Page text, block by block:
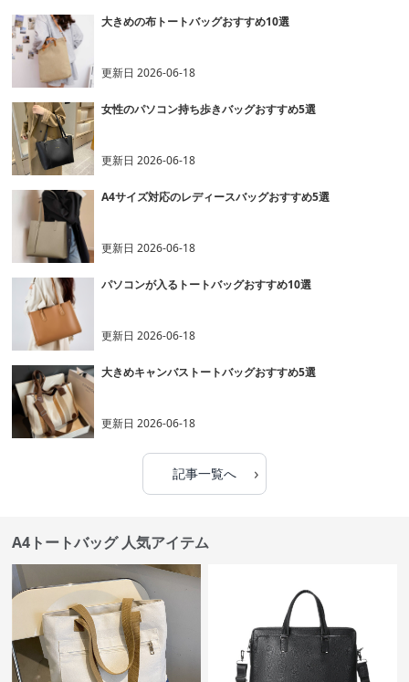
大きめの布トートバッグおすすめ10選
更新日2026-06-18
女性のパソコン持ち歩きバッグおすすめ5選
更新日2026-06-18
A4サイズ対応のレディースバッグおすすめ5選
更新日2026-06-18
パソコンが入るトートバッグおすすめ10選
更新日2026-06-18
大きめキャンバストートバッグおすすめ5選
更新日2026-06-18
記事一覧へ ›
A4トートバッグ 人気アイテム